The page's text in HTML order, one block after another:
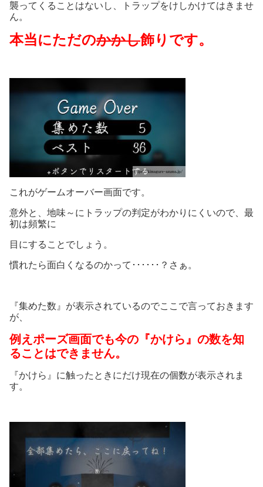
襲ってくることはないし、トラップをけしかけてはきませ
ん。
本当にただのかかし飾りです。
これがゲームオーバー画面です。
意外と、地味～にトラップの判定がわかりにくいので、最
初は頻繁に
目にすることでしょう。
慣れたら面白くなるのかって･･････？さぁ。
『集めた数』が表示されているのでここで言っておきます
が、
例えポーズ画面でも今の『かけら』の数を知
ることはできません。
『かけら』に触ったときにだけ現在の個数が表示されま
す。